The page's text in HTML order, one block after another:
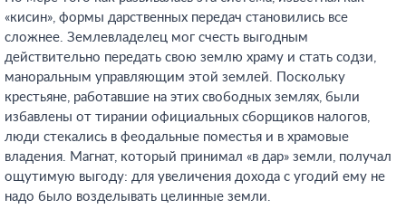
«кисин», формы дарственных передач становились все
сложнее. Землевладелец мог счесть выгодным
действительно передать свою землю храму и стать содзи,
маноральным управляющим этой землей. Поскольку
крестьяне, работавшие на этих свободных землях, были
избавлены от тирании официальных сборщиков налогов,
люди стекались в феодальные поместья и в храмовые
владения. Магнат, который принимал «в дар» земли, получал
ощутимую выгоду: для увеличения дохода с угодий ему не
надо было возделывать целинные земли.